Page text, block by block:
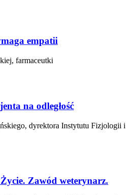
empatii
farmaceutki
na odległość
dyrektora Instytutu Fizjologii i
Zawód weterynarz.